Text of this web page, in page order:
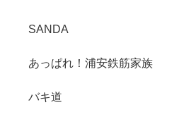
SANDA
あっぱれ！浦安鉄筋家族
バキ道